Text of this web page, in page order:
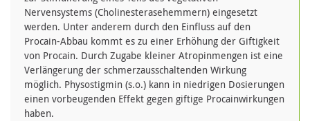
Nervensystems (Cholinesterasehemmern) eingesetzt
werden. Unter anderem durch den Einfluss auf den
Procain-Abbau kommt es zu einer Erhöhung der Giftigkeit
von Procain. Durch Zugabe kleiner Atropinmengen ist eine
Verlängerung der schmerzausschaltenden Wirkung
möglich. Physostigmin (s.o.) kann in niedrigen Dosierungen
einen vorbeugenden Effekt gegen giftige Procainwirkungen
haben.